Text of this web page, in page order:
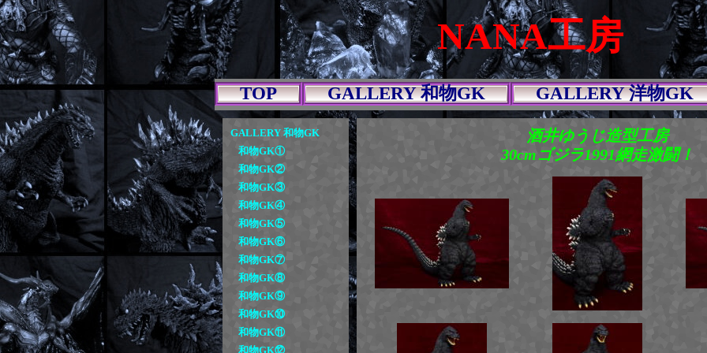
NANA工房
TOP GALLERY 和物GK GALLERY 洋物GK
GALLERY 和物GK
和物GK①
和物GK②
和物GK③
和物GK④
和物GK⑤
和物GK⑥
和物GK⑦
和物GK⑧
和物GK⑨
和物GK⑩
和物GK⑪
和物GK⑫
酒井ゆうじ造型工房
30cmゴジラ1991網走激闘！